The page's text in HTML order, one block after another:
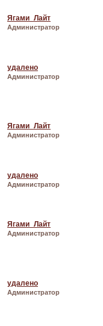
Ягами_Лайт
Администратор
удалено
Администратор
Ягами_Лайт
Администратор
удалено
Администратор
Ягами_Лайт
Администратор
удалено
Администратор